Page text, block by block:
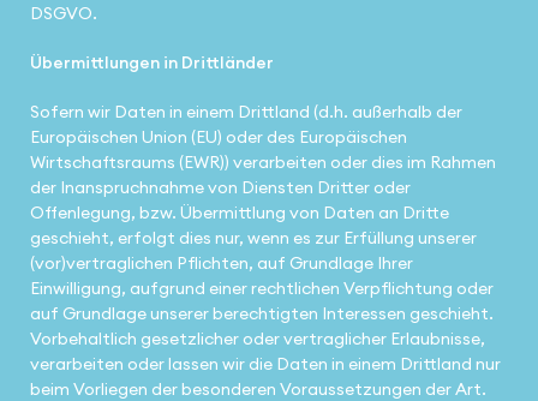
DSGVO.
Übermittlungen in Drittländer
Sofern wir Daten in einem Drittland (d.h. außerhalb der
Europäischen Union (EU) oder des Europäischen
Wirtschaftsraums (EWR)) verarbeiten oder dies im Rahmen
der Inanspruchnahme von Diensten Dritter oder
Offenlegung, bzw. Übermittlung von Daten an Dritte
geschieht, erfolgt dies nur, wenn es zur Erfüllung unserer
(vor)vertraglichen Pflichten, auf Grundlage Ihrer
Einwilligung, aufgrund einer rechtlichen Verpflichtung oder
auf Grundlage unserer berechtigten Interessen geschieht.
Vorbehaltlich gesetzlicher oder vertraglicher Erlaubnisse,
verarbeiten oder lassen wir die Daten in einem Drittland nur
beim Vorliegen der besonderen Voraussetzungen der Art.